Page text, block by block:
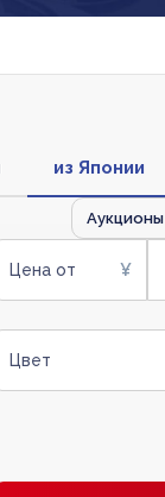
из Японии
Аукционы
Цена от
Цвет